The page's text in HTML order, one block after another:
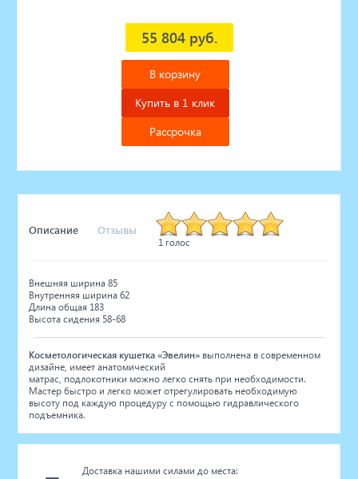
55 804 руб.
В корзину
Купить в 1 клик
Рассрочка
Описание Отзывы
1 голос
Внешняя ширина 85
Внутренняя ширина 62
Длина общая 183
Высота сидения 58-68
Косметологическая кушетка «Эвелин» выполнена в современном
дизайне, имеет анатомический
матрас, подлокотники можно легко снять при необходимости.
Мастер быстро и легко может отрегулировать необходимую
высоту под каждую процедуру с помощью гидравлического
подъемника.
Доставка нашими силами до места: